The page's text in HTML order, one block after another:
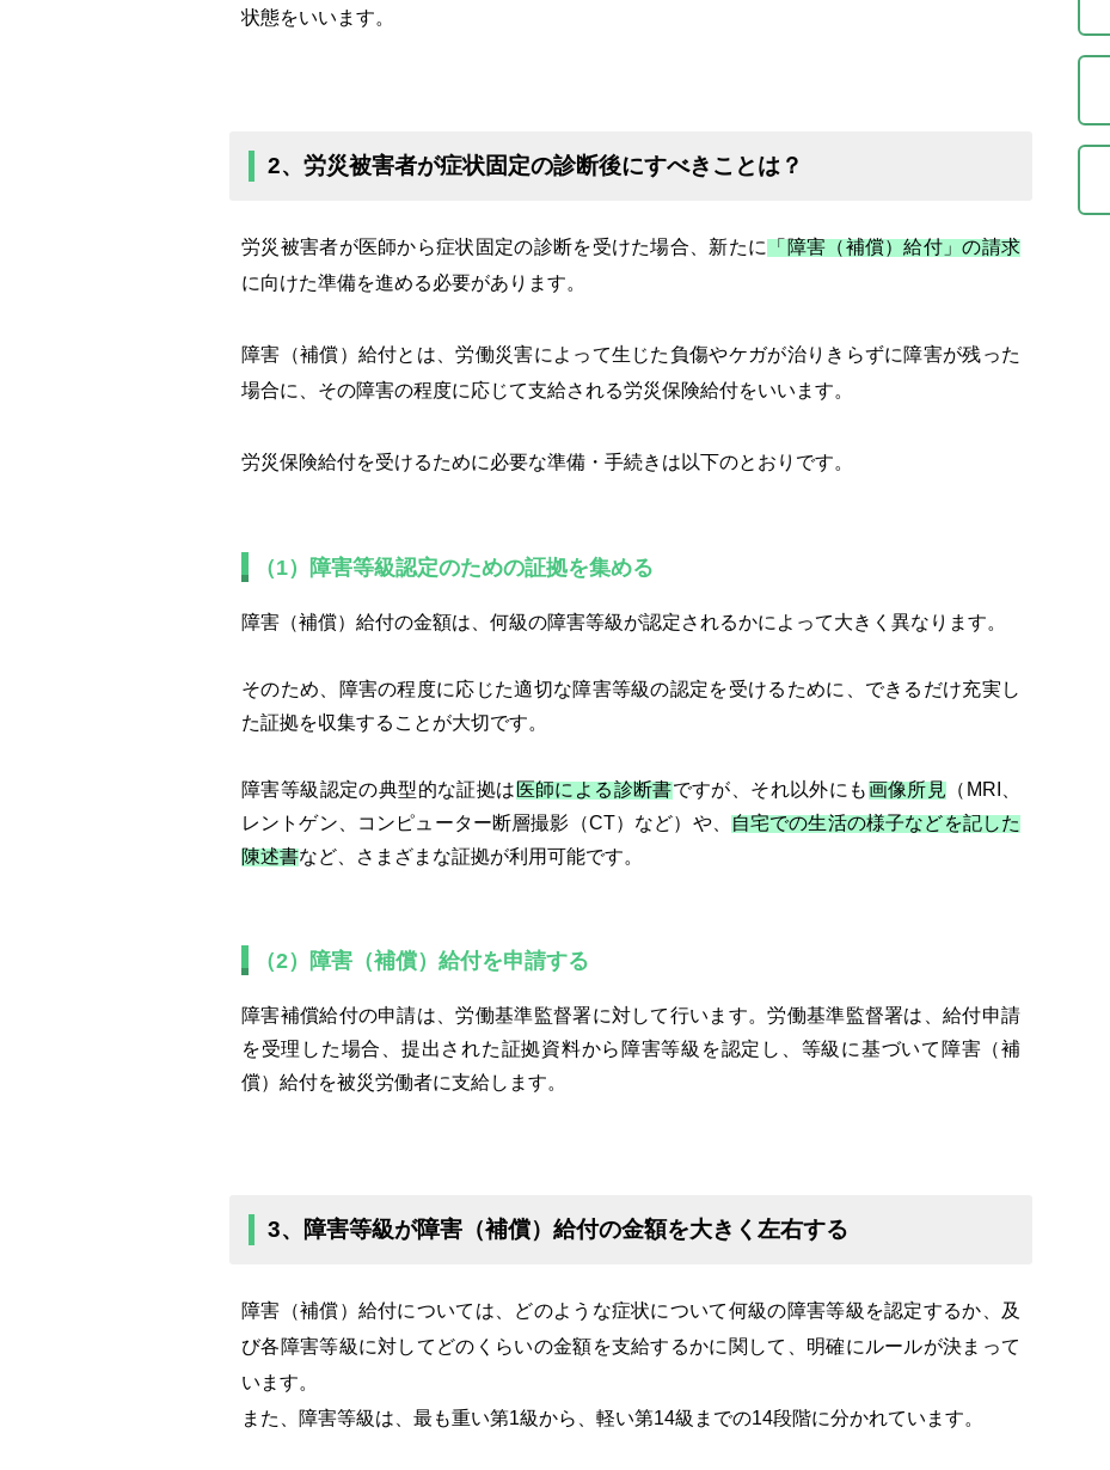
状態をいいます。
2、労災被害者が症状固定の診断後にすべきことは？
労災被害者が医師から症状固定の診断を受けた場合、新たに
「障害（補償）給付」の請求
に向けた準備を進める必要があります。
障害（補償）給付とは、労働災害によって生じた負傷やケガが治りきらずに障害が残った
場合に、その障害の程度に応じて支給される労災保険給付をいいます。
労災保険給付を受けるために必要な準備・手続きは以下のとおりです。
（1）障害等級認定のための証拠を集める
障害（補償）給付の金額は、何級の障害等級が認定されるかによって大きく異なります。
そのため、障害の程度に応じた適切な障害等級の認定を受けるために、できるだけ充実し
た証拠を収集することが大切です。
障害等級認定の典型的な証拠は 医師による診断書ですが、それ以外にも画像所見 （MRI、
レントゲン、コンピューター断層撮影（CT）など）や、
自宅での生活の様子などを記した
陳述書など、さまざまな証拠が利用可能です。
（2）障害（補償）給付を申請する
障害補償給付の申請は、労働基準監督署に対して行います。労働基準監督署は、給付申請
を受理した場合、提出された証拠資料から障害等級を認定し、等級に基づいて障害（補
償）給付を被災労働者に支給します。
3、障害等級が障害（補償）給付の金額を大きく左右する
障害（補償）給付については、どのような症状について何級の障害等級を認定するか、及
び各障害等級に対してどのくらいの金額を支給するかに関して、明確にルールが決まって
います。
また、障害等級は、最も重い第1級から、軽い第14級までの14段階に分かれています。